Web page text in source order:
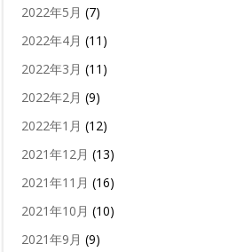
2022年5月 (7)
2022年4月 (11)
2022年3月 (11)
2022年2月 (9)
2022年1月 (12)
2021年12月 (13)
2021年11月 (16)
2021年10月 (10)
2021年9月 (9)